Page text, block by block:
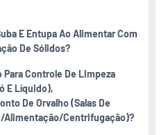
E Entupa Ao Alimentar Com
De Sólidos?
Controle De Limpeza
E Líquido),
De Orvalho (salas De
alimentação/centrifugação)?